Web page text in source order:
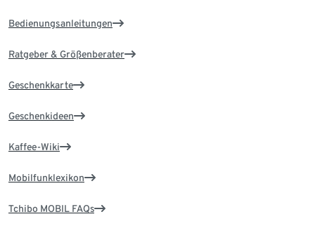
Bedienungsanleitungen
Ratgeber & Größenberater
Geschenkkarte
Geschenkideen
Kaffee-Wiki
Mobilfunklexikon
Tchibo MOBIL FAQs